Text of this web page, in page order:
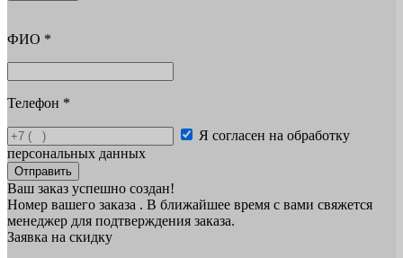
ФИО *
Телефон *
Я согласен на обработку
персональных данных
Отправить
Ваш заказ успешно создан!
Номер вашего заказа . В ближайшее время с вами свяжется
менеджер для подтверждения заказа.
Заявка на скидку